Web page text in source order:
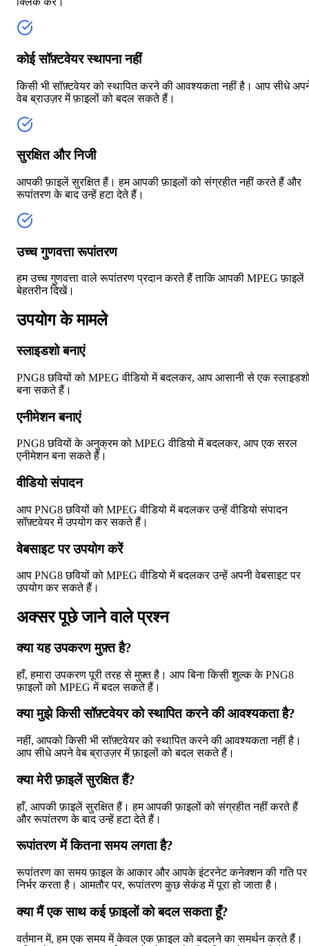
कोई सॉफ़्टवेयर स्थापना नहीं
किसी भी सॉफ़्टवेयर को स्थापित करने की आवश्यकता नहीं है। आप सीधे
वेब ब्राउज़र में फ़ाइलों को बदल सकते हैं।
सुरक्षित और निजी
आपकी फ़ाइलें सुरक्षित हैं। हम आपकी फ़ाइलों को संग्रहीत नहीं करते हैं और
रूपांतरण के बाद उन्हें हटा देते हैं।
उच्च गुणवत्ता रूपांतरण
हम उच्च गुणवत्ता वाले रूपांतरण प्रदान करते हैं ताकि आपकी MPEG फ़ाइलें
बेहतरीन दिखें।
उपयोग के मामले
स्लाइडशो बनाएं
PNG8 छवियों को MPEG वीडियो में बदलकर, आप आसानी से एक
बना सकते हैं।
एनीमेशन बनाएं
PNG8 छवियों के अनुक्रम को MPEG वीडियो में बदलकर, आप एक सरल
एनीमेशन बना सकते हैं।
वीडियो संपादन
आप PNG8 छवियों को MPEG वीडियो में बदलकर उन्हें वीडियो संपादन
सॉफ़्टवेयर में उपयोग कर सकते हैं।
वेबसाइट पर उपयोग करें
आप PNG8 छवियों को MPEG वीडियो में बदलकर उन्हें अपनी वेबसाइट पर
उपयोग कर सकते हैं।
अक्सर पूछे जाने वाले प्रश्न
क्या यह उपकरण मुफ़्त है?
हाँ, हमारा उपकरण पूरी तरह से मुफ़्त है। आप बिना किसी शुल्क के PNG8
फ़ाइलों को MPEG में बदल सकते हैं।
क्या मुझे किसी सॉफ़्टवेयर को स्थापित करने की आवश्यकता है?
नहीं, आपको किसी भी सॉफ़्टवेयर को स्थापित करने की आवश्यकता नहीं है।
आप सीधे अपने वेब ब्राउज़र में फ़ाइलों को बदल सकते हैं।
क्या मेरी फ़ाइलें सुरक्षित हैं?
हाँ, आपकी फ़ाइलें सुरक्षित हैं। हम आपकी फ़ाइलों को संग्रहीत नहीं करते हैं
और रूपांतरण के बाद उन्हें हटा देते हैं।
रूपांतरण में कितना समय लगता है?
रूपांतरण का समय फ़ाइल के आकार और आपके इंटरनेट कनेक्शन की गति पर
निर्भर करता है। आमतौर पर, रूपांतरण कुछ सेकंड में पूरा हो जाता है।
क्या मैं एक साथ कई फ़ाइलों को बदल सकता हूँ?
वर्तमान में, हम एक समय में केवल एक फ़ाइल को बदलने का समर्थन करते हैं।